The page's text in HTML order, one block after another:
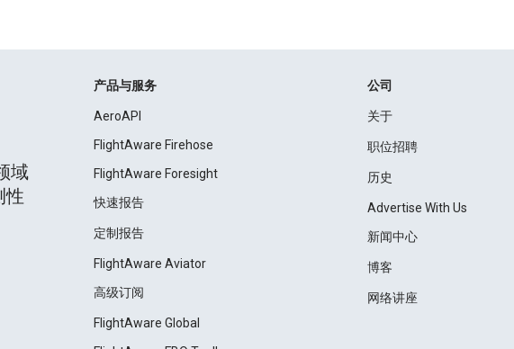
域
性
产品与服务
AeroAPI
FlightAware Firehose
FlightAware Foresight
快速报告
定制报告
FlightAware Aviator
高级订阅
FlightAware Global
公司
关于
职位招聘
历史
Advertise With Us
新闻中心
博客
网络讲座